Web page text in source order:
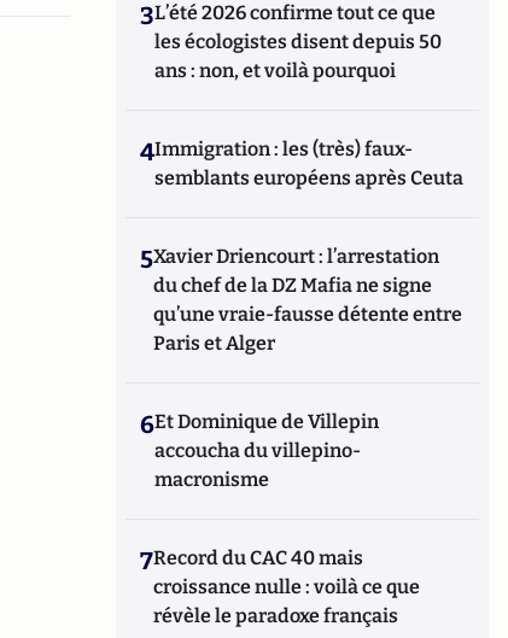
3L’été 2026 confirme tout ce que
les écologistes disent depuis 50
ans : non, et voilà pourquoi
4Immigration : les (très) faux-
semblants européens après Ceuta
5Xavier Driencourt : l’arrestation
du chef de la DZ Mafia ne signe
qu’une vraie-fausse détente entre
Paris et Alger
6Et Dominique de Villepin
accoucha du villepino-
macronisme
7Record du CAC 40 mais
croissance nulle : voilà ce que
révèle le paradoxe français